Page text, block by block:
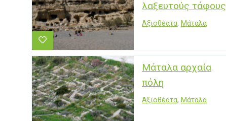
λαξευτούς τάφους
Αξιοθέατα, Μάταλα
Μάταλα αρχαία
πόλη
Αξιοθέατα, Μάταλα